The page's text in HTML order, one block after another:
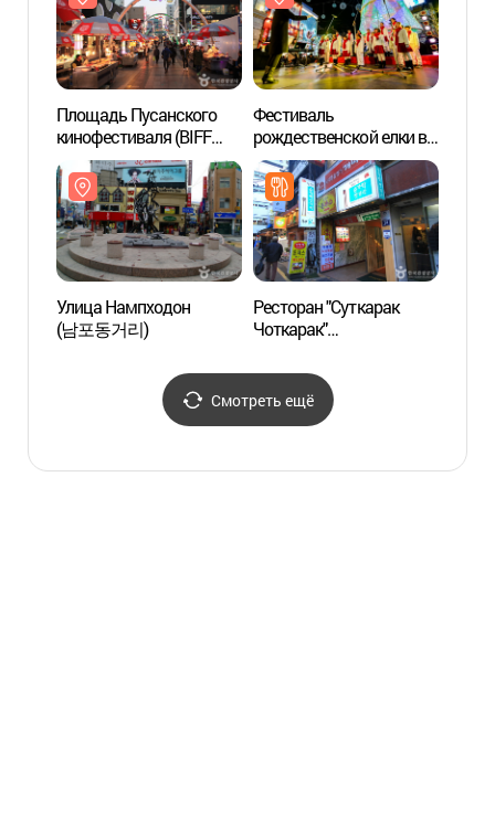
Площадь Пусанского
кинофестиваля (BIFF
광장)
Фестиваль
рождественской елки в
Пусане
(부산크리스마스트리문
화축제)
Улица Нампходон
(남포동거리)
Ресторан "Суткарак
Чоткарак"
Смотреть ещё